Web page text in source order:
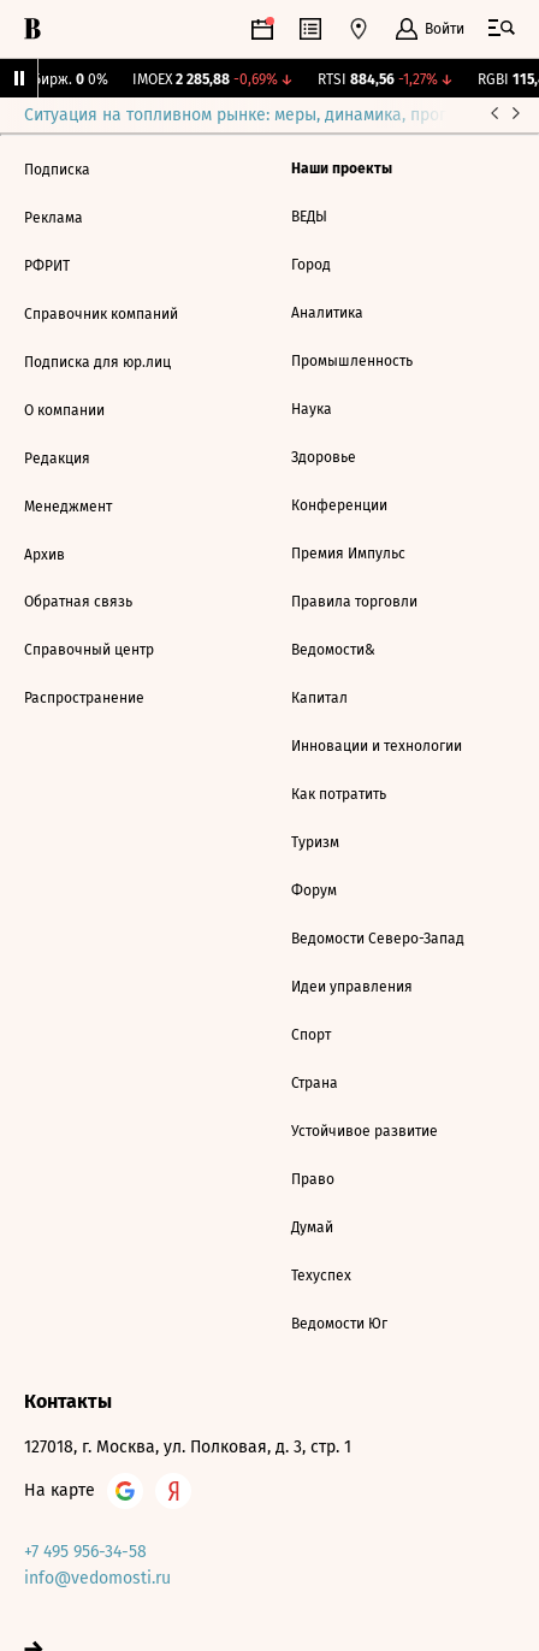
Войти
Бирж. 0 0% IMOEX 2 285,88 -0,69%↓ RTSI 884,56 -1,27%↓ RGBI 115,4
Ситуация на топливном рынке: меры, динамика, прогнозы
Подписка
Реклама
РФРИТ
Справочник компаний
Подписка для юр.лиц
О компании
Редакция
Менеджмент
Архив
Обратная связь
Справочный центр
Распространение
Наши проекты
ВЕДЫ
Город
Аналитика
Промышленность
Наука
Здоровье
Конференции
Премия Импульс
Правила торговли
Ведомости&
Капитал
Инновации и технологии
Как потратить
Туризм
Форум
Ведомости Северо-Запад
Идеи управления
Спорт
Страна
Устойчивое развитие
Право
Думай
Техуспех
Ведомости Юг
Контакты
127018, г. Москва, ул. Полковая, д. 3, стр. 1
На карте
+7 495 956-34-58
info@vedomosti.ru